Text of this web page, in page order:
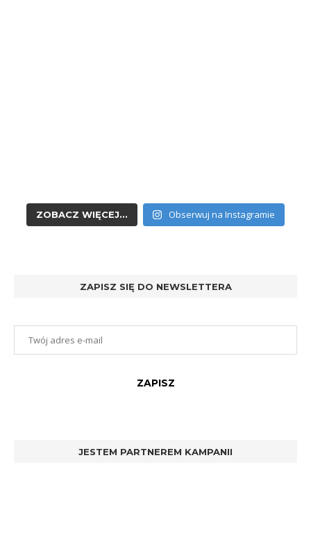
ZOBACZ WIĘCEJ... Obserwuj na Instagramie
ZAPISZ SIĘ DO NEWSLETTERA
JESTEM PARTNEREM KAMPANII